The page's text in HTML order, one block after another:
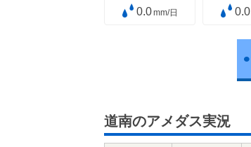
0.0mm/日 0.0
道南のアメダス実況